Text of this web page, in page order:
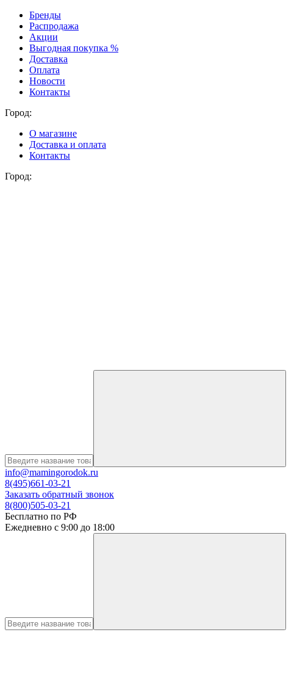
Бренды
Распродажа
Акции
Выгодная покупка %
Доставка
Оплата
Новости
Контакты
Город:
О магазине
Доставка и оплата
Контакты
Город:
info@mamingorodok.ru
8(495)661-03-21
Заказать обратный звонок
8(800)505-03-21
Бесплатно по РФ
Ежедневно с 9:00 до 18:00